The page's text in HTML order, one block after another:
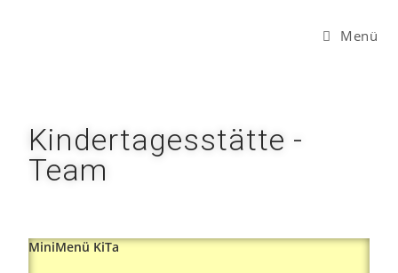
Menü
Kindertagesstätte -
Team
MiniMenü KiTa